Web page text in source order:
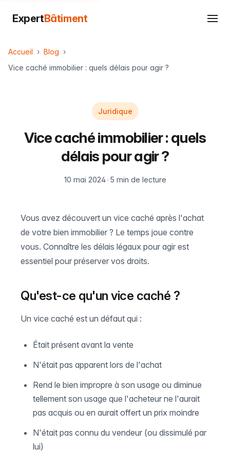
ExpertBâtiment
Accueil
Blog
Vice caché immobilier : quels délais pour agir ?
Juridique
Vice caché immobilier : quels
délais pour agir ?
10 mai 2024•5 min de lecture
Vous avez découvert un vice caché après l'achat
de votre bien immobilier ? Le temps joue contre
vous. Connaître les délais légaux pour agir est
essentiel pour préserver vos droits.
Qu'est-ce qu'un vice caché ?
Un vice caché est un défaut qui :
Était présent avant la vente
N'était pas apparent lors de l'achat
Rend le bien impropre à son usage ou diminue
tellement son usage que l'acheteur ne l'aurait
pas acquis ou en aurait offert un prix moindre
N'était pas connu du vendeur (ou dissimulé par
lui)